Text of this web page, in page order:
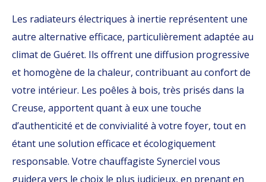
Les radiateurs électriques à inertie représentent une
autre alternative efficace, particulièrement adaptée au
climat de Guéret. Ils offrent une diffusion progressive
et homogène de la chaleur, contribuant au confort de
votre intérieur. Les poêles à bois, très prisés dans la
Creuse, apportent quant à eux une touche
d’authenticité et de convivialité à votre foyer, tout en
étant une solution efficace et écologiquement
responsable. Votre chauffagiste Synerciel vous
guidera vers le choix le plus judicieux, en prenant en